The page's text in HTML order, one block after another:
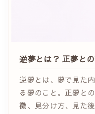
逆夢とは？ 正夢と
逆夢とは、夢で見た
る夢のこと。正夢と
徴、見分け方、見た